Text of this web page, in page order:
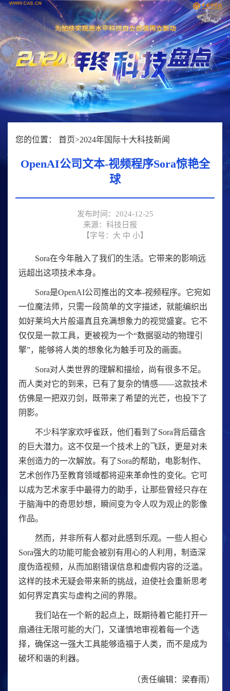
您的位置： 首页>2024年国际十大科技新闻
OpenAI公司文本-视频程序Sora惊艳全
球
发布时间：2024-12-25
来源：科技日报
【字号： 大 中 小】
Sora在今年融入了我们的生活。它带来的影响远
远超出这项技术本身。
Sora是OpenAI公司推出的文本-视频程序。它宛如
一位魔法师，只需一段简单的文字描述，就能编织出
如好莱坞大片般逼真且充满想象力的视觉盛宴。它不
仅仅是一款工具，更被视为一个“数据驱动的物理引
擎”，能够将人类的想象化为触手可及的画面。
Sora对人类世界的理解和描绘，尚有很多不足。
而人类对它的到来，已有了复杂的情感——这款技术
仿佛是一把双刃剑，既带来了希望的光芒，也投下了
阴影。
不少科学家欢呼雀跃，他们看到了Sora背后蕴含
的巨大潜力。这不仅是一个技术上的飞跃，更是对未
来创造力的一次解放。有了Sora的帮助，电影制作、
艺术创作乃至教育领域都将迎来革命性的变化。它可
以成为艺术家手中最得力的助手，让那些曾经只存在
于脑海中的奇思妙想，瞬间变为令人叹为观止的影像
作品。
然而，并非所有人都对此感到乐观。一些人担心
Sora强大的功能可能会被别有用心的人利用，制造深
度伪造视频，从而加剧错误信息和虚假内容的泛滥。
这样的技术无疑会带来新的挑战，迫使社会重新思考
如何界定真实与虚构之间的界限。
我们站在一个新的起点上，既期待着它能打开一
扇通往无限可能的大门，又谨慎地审视着每一个选
择，确保这一强大工具能够造福于人类，而不是成为
破坏和谐的利器。
（责任编辑：梁春雨）